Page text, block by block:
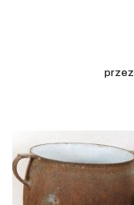
przez